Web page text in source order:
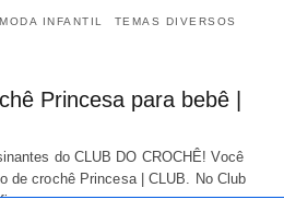
MODA INFANTIL TEMAS DIVERSOS
Princesa para bebê |
do CLUB DO CROCHÊ! Você
de crochê Princesa | CLUB. No Club